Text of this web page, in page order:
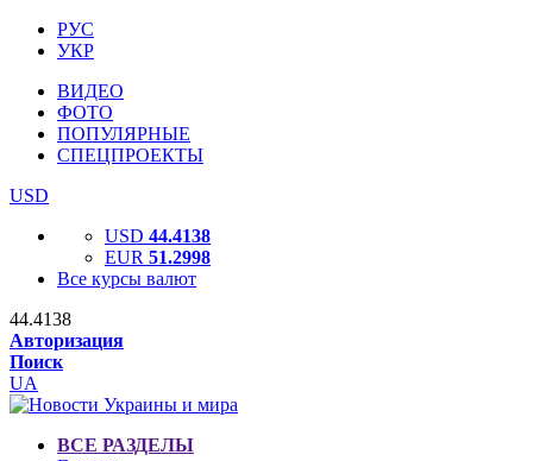
РУС
УКР
ВИДЕО
ФОТО
ПОПУЛЯРНЫЕ
СПЕЦПРОЕКТЫ
USD
USD 44.4138
EUR 51.2998
Все курсы валют
44.4138
Авторизация
Поиск
UA
ВСЕ РАЗДЕЛЫ